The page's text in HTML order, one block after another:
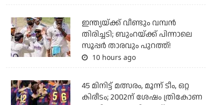
ഇന്ത്യയ്ക്ക് വീണ്ടും വമ്പന്‍
തിരിച്ചടി; ബുംറയ്ക്ക് പിന്നാലെ
സൂപ്പര്‍ താരവും പുറത്ത്!
10 hours ago
45 മിനിട്ട് മത്സരം, മൂന്ന് ടീം, ഒറ്റ
കിരീടം; 2002ന് ശേഷം ത്രികോണ